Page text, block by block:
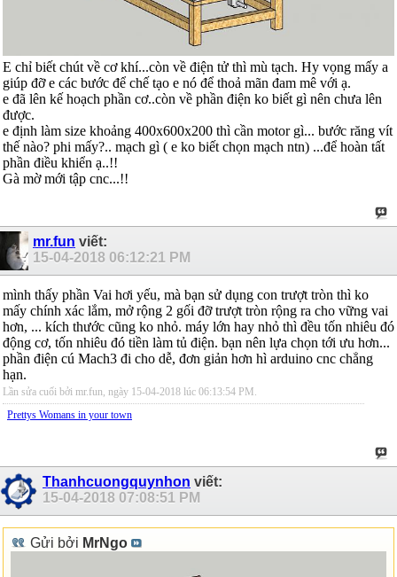
E chỉ biết chút về cơ khí...còn về điện tử thì mù tạch. Hy vọng mấy a
giúp đỡ e các bước để chế tạo e nó để thoả mãn đam mê với ạ.
e đã lên kế hoạch phần cơ..còn về phần điện ko biết gì nên chưa lên
được.
e định làm size khoảng 400x600x200 thì cần motor gì... bước răng vít
thế nào? phi mấy?.. mạch gì ( e ko biết chọn mạch ntn) ...để hoàn tất
phần điều khiển ạ..!!
Gà mờ mới tập cnc...!!
mr.fun viết:
15-04-2018 06:12:21 PM
mình thấy phần Vai hơi yếu, mà bạn sử dụng con trượt tròn thì ko
mấy chính xác lắm, mở rộng 2 gối đỡ trượt tròn rộng ra cho vững vai
hơn, ... kích thước cũng ko nhỏ. máy lớn hay nhỏ thì đều tốn nhiêu đó
động cơ, tốn nhiêu đó tiền làm tủ điện. bạn nên lựa chọn tới ưu hơn...
phần điện cú Mach3 đi cho dễ, đơn giản hơn hì arduino cnc chẳng
hạn.
Lần sửa cuối bởi mr.fun, ngày 15-04-2018 lúc 06:13:54 PM .
Prettys Womans in your town
Thanhcuongquynhon viết:
15-04-2018 07:08:51 PM
Gửi bởi MrNgo